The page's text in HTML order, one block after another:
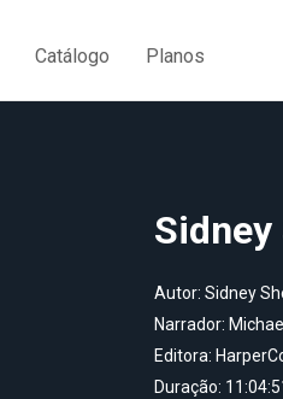
Catálogo Planos
Sidney
Autor: Sidney
Narrador:
Editora:
Duração: